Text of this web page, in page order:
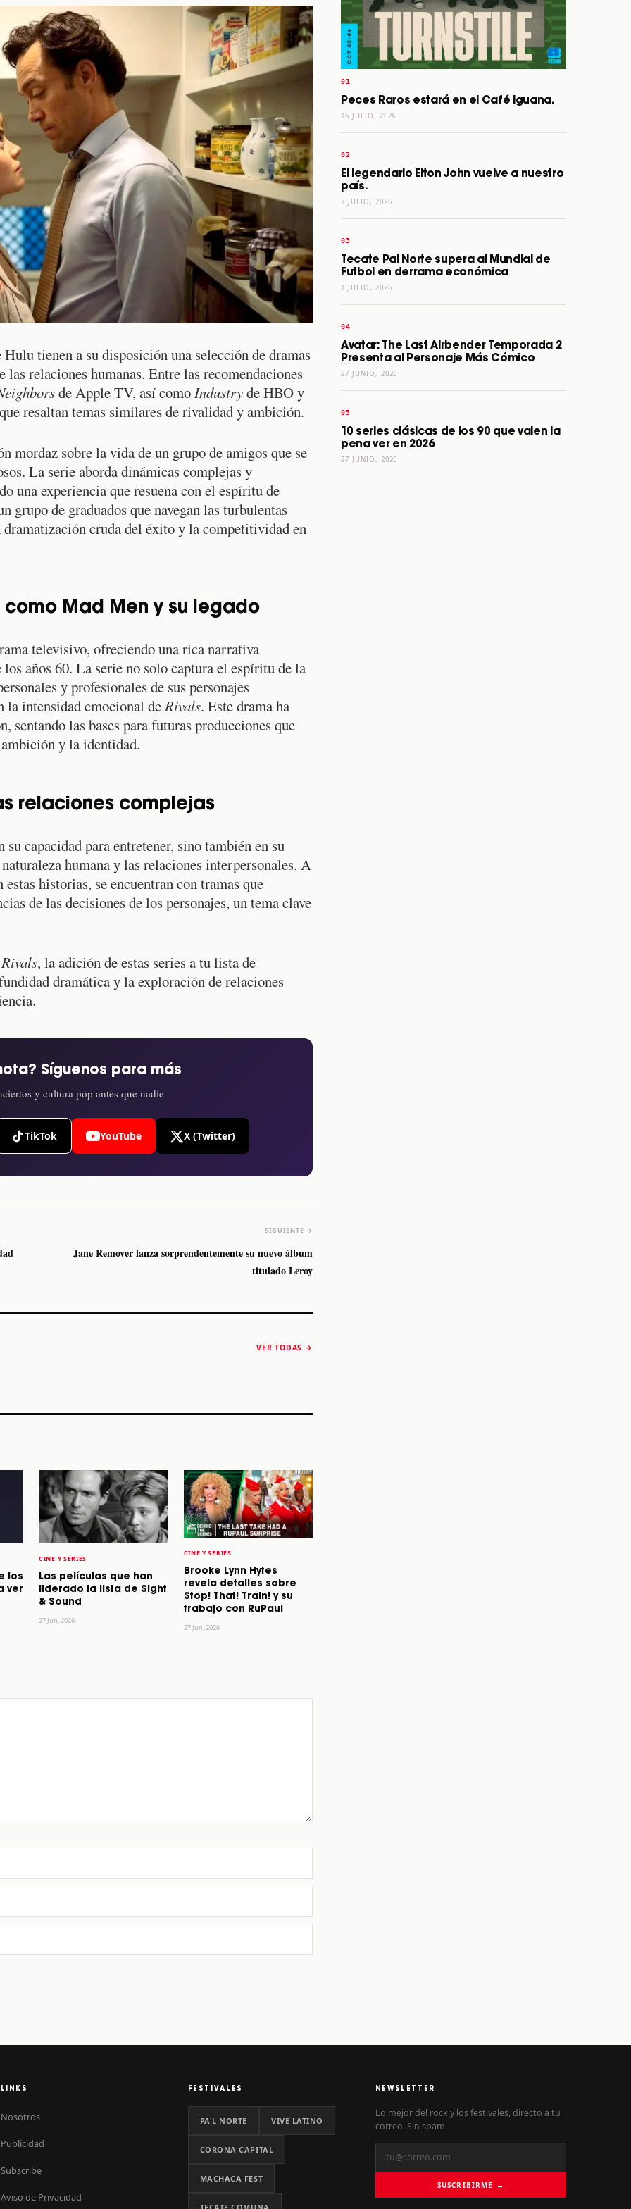
Hulu tienen a su disposición una selección de dramas
relaciones humanas. Entre las recomendaciones
de Apple TV, así comoIndustryde HBO y
resaltan temas similares de rivalidad y ambición.
mordaz sobre la vida de un grupo de amigos que se
La serie aborda dinámicas complejas y
una experiencia que resuena con el espíritu de
grupo de graduados que navegan las turbulentas
cruda del éxito y la competitividad en
Mad Men y su legado
televisivo, ofreciendo una rica narrativa
años 60. La serie no solo captura el espíritu de la
y profesionales de sus personajes
la intensidad emocional deRivals. Este drama ha
sentando las bases para futuras producciones que
y la identidad.
relaciones complejas
capacidad para entretener, sino también en su
humana y las relaciones interpersonales. A
historias, se encuentran con tramas que
de las decisiones de los personajes, un tema clave
Rivals, la adición de estas series a tu lista de
dramática y la exploración de relaciones
Síguenos para más
y cultura pop antes que nadie
TikTok YouTube X (Twitter)
SIGUIENTE →
Jane Remover lanza sorprendentemente su nuevo álbum
titulado Leroy
VER TODAS →
los
ver
CINE Y SERIES
Las películas que han
liderado la lista de Sight
& Sound
27 Jun, 2026
CINE Y SERIES
Brooke Lynn Hytes
revela detalles sobre
Stop! That! Train! y su
trabajo con RuPaul
27 Jun, 2026
Peces Raros estará en el Café Iguana.
16 JULIO, 2026
El legendario Elton John vuelve a nuestro
país.
7 JULIO, 2026
Tecate Pal Norte supera al Mundial de
Futbol en derrama económica
1 JULIO, 2026
Avatar: The Last Airbender Temporada 2
Presenta al Personaje Más Cómico
27 JUNIO, 2026
10 series clásicas de los 90 que valen la
pena ver en 2026
27 JUNIO, 2026
LINKS
Nosotros
Publicidad
Subscribe
Aviso de Privacidad
FESTIVALES
PA'L NORTE VIVE LATINO
CORONA CAPITAL
MACHACA FEST
NEWSLETTER
Lo mejor del rock y los festivales, directo a tu
correo. Sin spam.
SUSCRIBIRME →